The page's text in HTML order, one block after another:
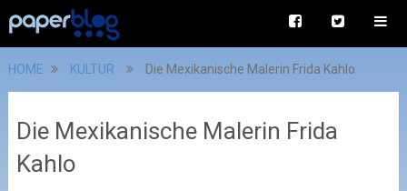
HOME KULTUR Die Mexikanische Malerin Frida Kahlo
Die Mexikanische Malerin Frida
Kahlo